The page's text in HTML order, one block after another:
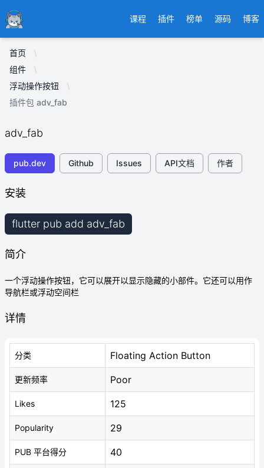
Ducafecat 课程 插件 榜单 源码 博客
首页
组件
浮动操作按钮
插件包 adv_fab
adv_fab
pub.dev Github Issues API文档 作者
安装
flutter pub add adv_fab
简介
一个浮动操作按钮，它可以展开以显示隐藏的小部件。它还可以用作
导航栏或浮动空间栏
详情
分类 Floating Action Button
更新频率 Poor
Likes 125
Popularity 29
PUB 平台得分 40